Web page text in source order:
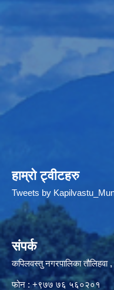
हाम्रो ट्वीटहरु
Tweets by
संपर्क
कपिलवस्तु नगरपालिका तौलिहवा
फोन : +९७७ ७६ ५६०२०१